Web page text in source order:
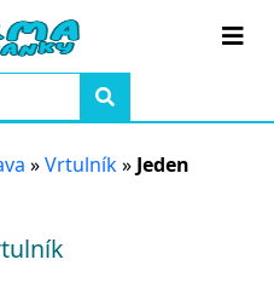
»Vrtulník» Jeden